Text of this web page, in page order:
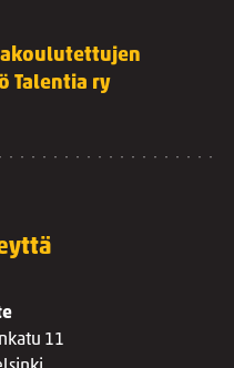
Talentia ry
11